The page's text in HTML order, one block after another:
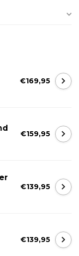
€169,95
€159,95
€139,95
€139,95